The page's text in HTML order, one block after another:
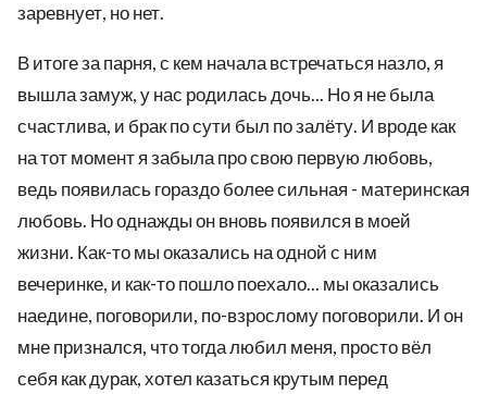
заревнует, но нет.
В итоге за парня, с кем начала встречаться назло, я
вышла замуж, у нас родилась дочь... Но я не была
счастлива, и брак по сути был по залёту. И вроде как
на тот момент я забыла про свою первую любовь,
ведь появилась гораздо более сильная - материнская
любовь. Но однажды он вновь появился в моей
жизни. Как-то мы оказались на одной с ним
вечеринке, и как-то пошло поехало... мы оказались
наедине, поговорили, по-взрослому поговорили. И он
мне признался, что тогда любил меня, просто вёл
себя как дурак, хотел казаться крутым перед